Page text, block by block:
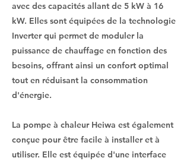
avec des capacités allant de 5 kW à 16
kW. Elles sont équipées de la technologie
Inverter qui permet de moduler la
puissance de chauffage en fonction des
besoins, offrant ainsi un confort optimal
tout en réduisant la consommation
d'énergie.
La pompe à chaleur Heiwa est également
conçue pour être facile à installer et à
utiliser. Elle est équipée d'une interface